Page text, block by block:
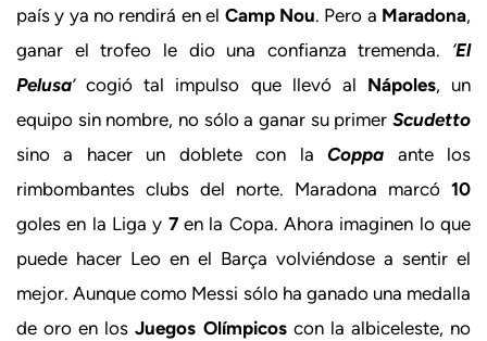
país y ya no rendirá en el Camp Nou. Pero a Maradona,
ganar el trofeo le dio una confianza tremenda. ‘El
Pelusa’cogió tal impulso que llevó al Nápoles, un
equipo sin nombre, no sólo a ganar su primer Scudetto
sino a hacer un doblete con laCoppa ante los
rimbombantes clubs del norte. Maradona marcó 10
goles en la Liga y 7en la Copa. Ahora imaginen lo que
puede hacer Leo en el Barça volviéndose a sentir el
mejor. Aunque como Messi sólo ha ganado una medalla
de oro en losJuegos Olímpicoscon la albiceleste, no